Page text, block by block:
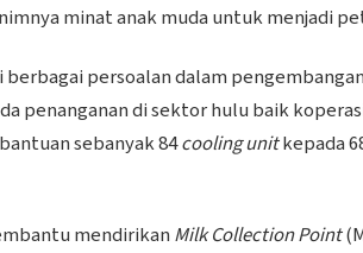
minat anak muda untuk menjadi
persoalan dalam
penanganan di sektor hulu baik
sebanyak 84cooling unitkepada
mendirikan Milk Collection Point